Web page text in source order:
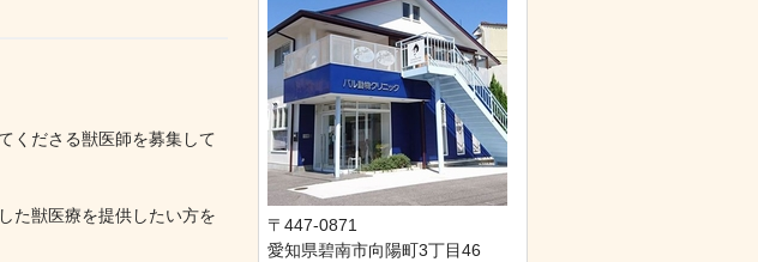
くださる獣医師を募集して
た獣医療を提供したい方を
〒447-0871
愛知県碧南市向陽町3丁目46